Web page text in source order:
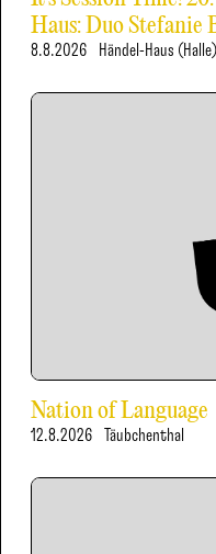
Haus: Duo Stefanie
8.8.2026 Händel-Haus (Halle)
Nation of Language
12.8.2026 Täubchenthal